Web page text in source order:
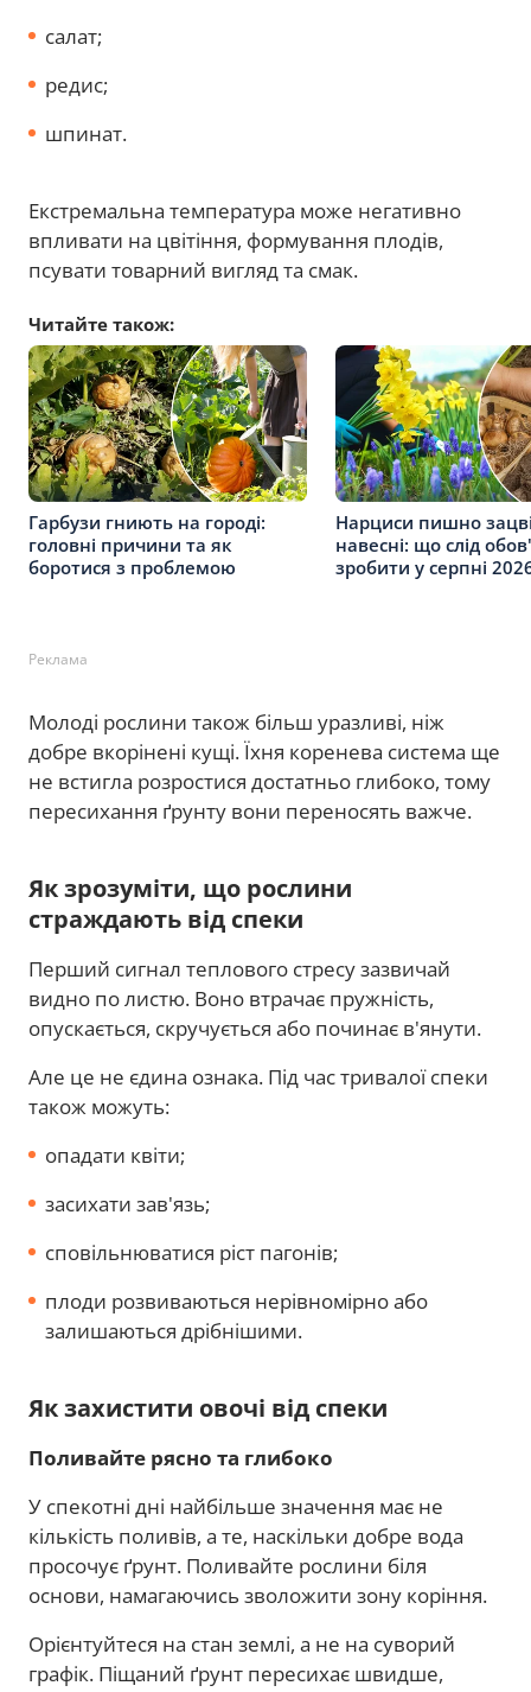
салат;
редис;
шпинат.
Екстремальна температура може негативно
впливати на цвітіння, формування плодів,
псувати товарний вигляд та смак.
Читайте також:
Гарбузи гниють на городі:
головні причини та як
боротися з проблемою
Нарциси пишно
навесні: що слід
зробити у серпні
Реклама
Молоді рослини також більш уразливі, ніж
добре вкорінені кущі. Їхня коренева система ще
не встигла розростися достатньо глибоко, тому
пересихання ґрунту вони переносять важче.
Як зрозуміти, що рослини
страждають від спеки
Перший сигнал теплового стресу зазвичай
видно по листю. Воно втрачає пружність,
опускається, скручується або починає в'янути.
Але це не єдина ознака. Під час тривалої спеки
також можуть:
опадати квіти;
засихати зав'язь;
сповільнюватися ріст пагонів;
плоди розвиваються нерівномірно або
залишаються дрібнішими.
Як захистити овочі від спеки
Поливайте рясно та глибоко
У спекотні дні найбільше значення має не
кількість поливів, а те, наскільки добре вода
просочує ґрунт. Поливайте рослини біля
основи, намагаючись зволожити зону коріння.
Орієнтуйтеся на стан землі, а не на суворий
графік. Піщаний ґрунт пересихає швидше,